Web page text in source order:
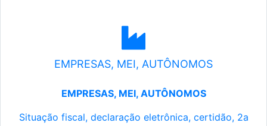
EMPRESAS, MEI, AUTÔNOMOS
EMPRESAS, MEI, AUTÔNOMOS
Situação fiscal, declaração eletrônica, certidão, 2a